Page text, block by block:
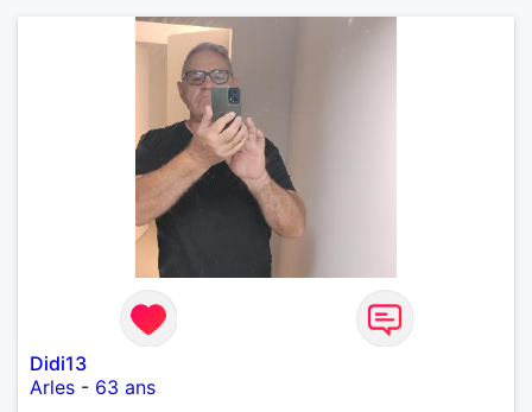
Pierre Bacri, Stephen King, Oasis, les films de Tim
Burton, d’Hitchcock ou des frères Coen ; entre
autres - partir ensemble, de temps en temps, avec
ou sans enfants ; puis revenir Enfin, je précise que je
suis juif (non pratiquant), car je sais que pour
certains, hélas, c’est un obstacle… À bientôt peut-
Didi13
Arles - 63 ans